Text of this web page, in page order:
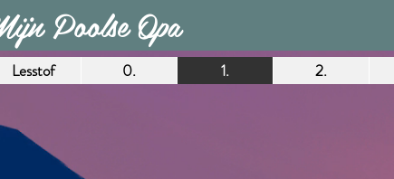
Poolse Opa
Lesstof 0. 1. 2.